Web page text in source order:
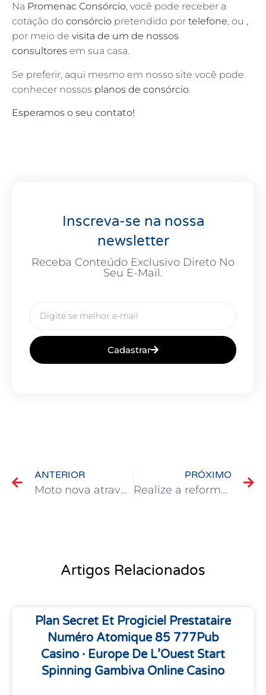
Na Promenac Consórcio, você pode receber a
cotação do consórcio pretendido por telefone, ou ,
por meio de visita de um de nossos
consultores em sua casa.
Se preferir, aqui mesmo em nosso site você pode
conhecer nossos planos de consórcio.
Esperamos o seu contato!
Inscreva-se na nossa
newsletter
Receba Conteúdo Exclusivo Direto No
Seu E-Mail.
Cadastrar
ANTERIOR
Moto nova através do Consórcio Promenac
PRÓXIMO
Realize a reforma dos sonhos por meio do consórcio
Artigos Relacionados
Plan Secret Et Progiciel Prestataire
Numéro Atomique 85 777Pub
Casino · Europe De L’Ouest Start
Spinning Gambiva Online Casino